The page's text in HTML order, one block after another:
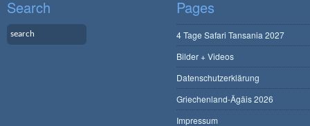
Search Pages
4 Tage Safari Tansania 2027
Bilder + Videos
Datenschutzerklärung
Griechenland-Ägäis 2026
Impressum